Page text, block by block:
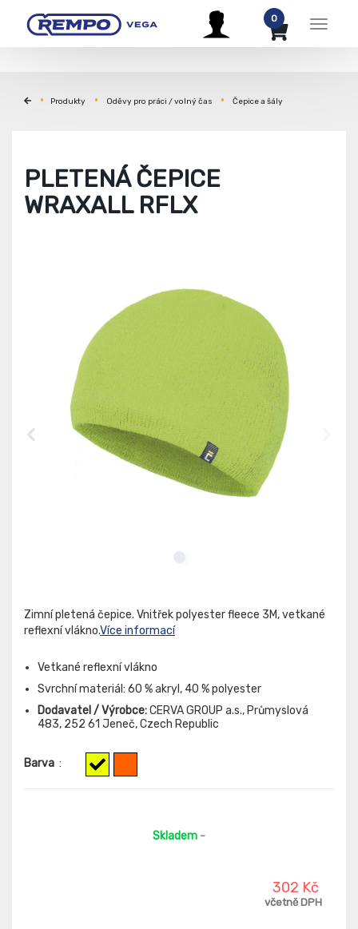
Menu
0
Produkty Oděvy pro práci / volný čas Čepice a šály
PLETENÁ ČEPICE
WRAXALL RFLX
Zimní pletená čepice. Vnitřek polyester fleece 3M, vetkané
reflexní vlákno.Více informací
Vetkané reflexní vlákno
Svrchní materiál: 60 % akryl, 40 % polyester
Dodavatel / Výrobce:CERVA GROUP a.s., Průmyslová
483, 252 61 Jeneč, Czech Republic
Barva :
Skladem -
302 Kč
včetně DPH